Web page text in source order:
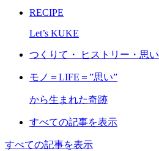
RECIPE
Let’s KUKE
つくりて・ ヒストリー・思い
モノ＝LIFE＝”思い”
から生まれた奇跡
すべての記事を表示
すべての記事を表示